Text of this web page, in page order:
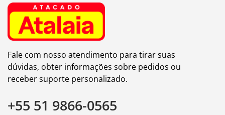
Fale com nosso atendimento para tirar suas
dúvidas, obter informações sobre pedidos ou
receber suporte personalizado.
+55 51 9866-0565